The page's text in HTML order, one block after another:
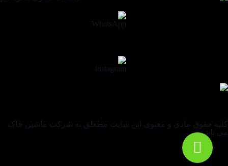
کلیه حقوق مادی و معنوی این سایت مطعلق به شرکت ماشین خاک
می باشد.